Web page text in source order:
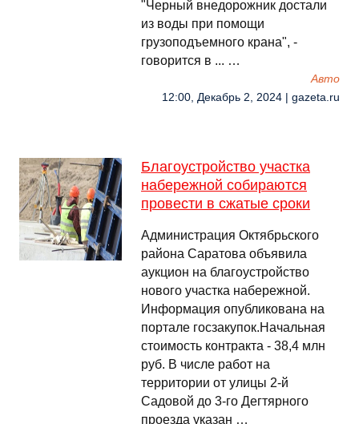
"Черный внедорожник достали
из воды при помощи
грузоподъемного крана", -
говорится в ... …
Авто
12:00, Декабрь 2, 2024 | gazeta.ru
Благоустройство участка
набережной собираются
провести в сжатые сроки
Администрация Октябрьского
района Саратова объявила
аукцион на благоустройство
нового участка набережной.
Информация опубликована на
портале госзакупок.Начальная
стоимость контракта - 38,4 млн
руб. В числе работ на
территории от улицы 2-й
Садовой до 3-го Дегтярного
проезда указан …